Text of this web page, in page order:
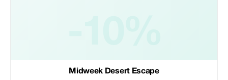
Midweek Desert Escape